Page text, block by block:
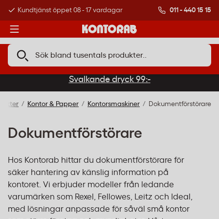
Kundtjänst öppet 08 - 17 vardagar Över 500 000
011 - 440 15 15
Svalkande dryck 99:-
Kontor & Papper Kontorsmaskiner Dokumentförstörare
Dokumentförstörare
Hos Kontorab hittar du dokumentförstörare för
säker hantering av känslig information på
kontoret. Vi erbjuder modeller från ledande
varumärken som Rexel, Fellowes, Leitz och Ideal,
med lösningar anpassade för såväl små kontor